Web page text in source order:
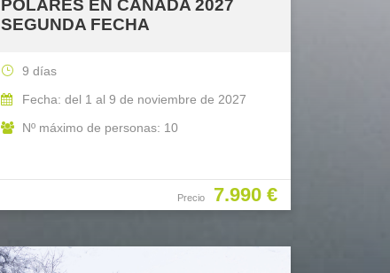
POLARES EN CANADA 2027
SEGUNDA FECHA
Precio 7.990 €
9 días
Fecha: del 1 al 9 de noviembre de 2027
Nº máximo de personas: 10